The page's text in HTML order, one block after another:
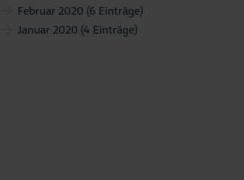
Februar 2020 (6 Einträge)
Januar 2020 (4 Einträge)